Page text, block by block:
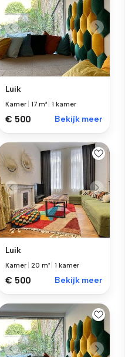
Luik
Kamer |17 m² |1 kamer
€ 500 Bekijk meer
Luik
Kamer |20 m² |1 kamer
€ 500 Bekijk meer